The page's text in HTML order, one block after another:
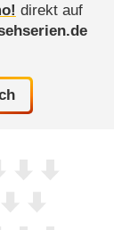
direkt auf